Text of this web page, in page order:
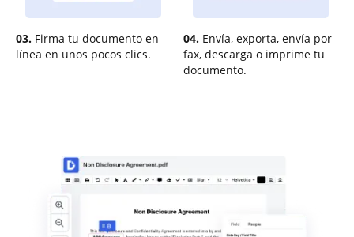
03. Firma tu documento en
línea en unos pocos clics.
04. Envía, exporta, envía por
fax, descarga o imprime tu
documento.